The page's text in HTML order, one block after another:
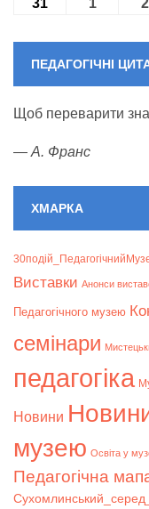
31 31.08.2026
1 2
ПЕДАГОГІЧНІ
Щоб переварити
— А. Франс
ХМАРКА
Bиставки Анонси
Педагогічного музею
семінари
педагогіка
Новини
музею Освіта у
Педагогічна